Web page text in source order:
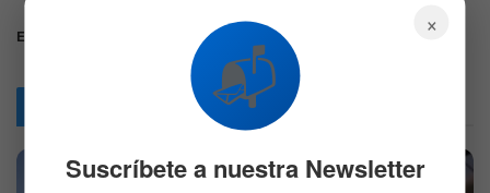
Etiquetas: cardano
Relacionados
×
📬
Suscríbete a nuestra Newsletter